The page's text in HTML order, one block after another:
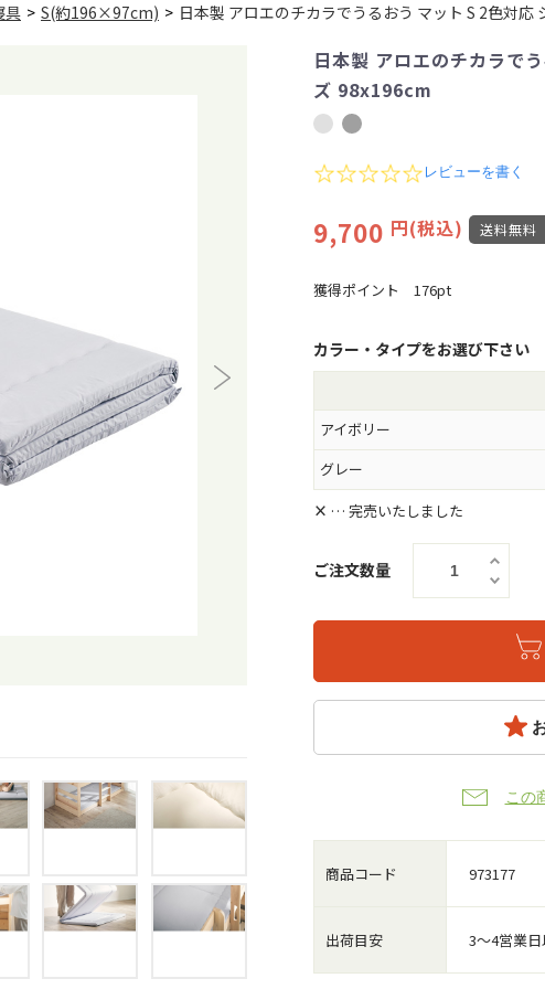
具 > S(約196×97cm) > 日本製 アロエのチカラでうるおう マット S 2色対応
日本製 アロエのチカラで
ズ 98x196cm
0
s
t
r
r
t
i
n
レビューを書く
9,700 円(税込) 送料無料
獲得ポイント 176pt
カラー・タイプをお選び下さい
アイボリー
グレー
× … 完売いたしました
ご注文数量
この
商品コード 973177
出荷目安 3～4営業